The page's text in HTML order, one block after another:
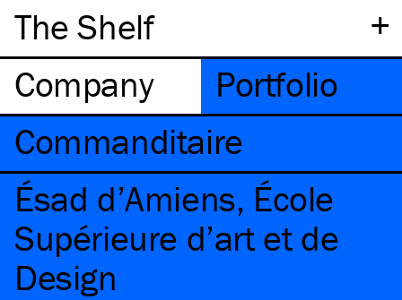
+
The Shelf
Company
Portfolio
Commanditaire
Ésad d’Amiens, École
Supérieure d’art et de
Design